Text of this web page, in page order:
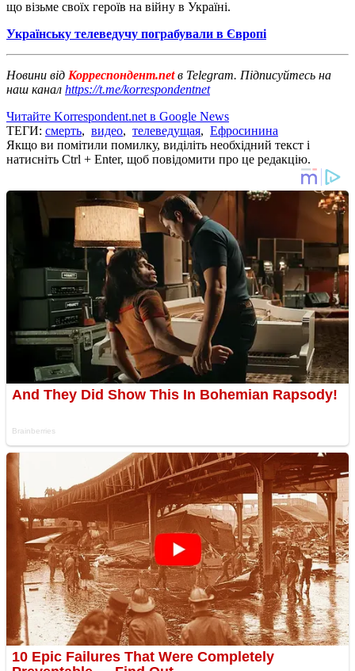
що візьме своїх героїв на війну в Україні.
Українську телеведучу пограбували в Європі
Новини від Корреспондент.netв Telegram. Підписуйтесь на
наш канал https://t.me/korrespondentnet
Читайте Korrespondent.net в Google News
ТЕГИ: смерть, видео, телеведущая, Ефросинина
Якщо ви помітили помилку, виділіть необхідний текст і
натисніть Ctrl + Enter, щоб повідомити про це редакцію.